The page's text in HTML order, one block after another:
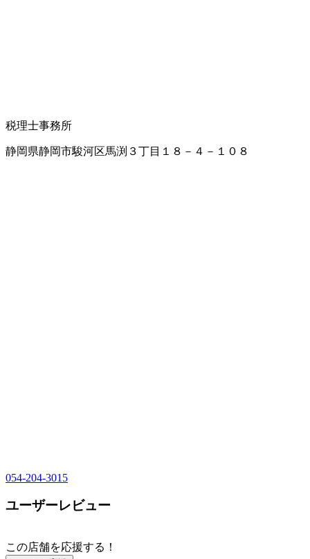
税理士事務所
静岡県静岡市駿河区馬渕３丁目１８－４－１０８
054-204-3015
ユーザーレビュー
この店舗を応援する！